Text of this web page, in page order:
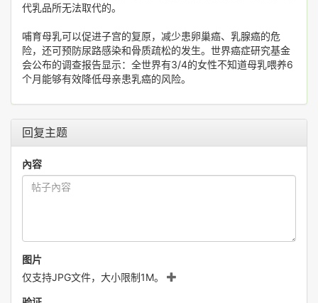
代乳品所无法取代的。
哺育母乳可以促进子宫的复原，减少患卵巢癌、乳腺癌的危
险，还可预防尿路感染和骨质疏松的发生。世界癌症研究基金
会公布的调查报告显示：全世界有3/4的女性不知道母乳喂养6
个月能够有效降低母亲患乳癌的风险。
回复主题
內容
图片
仅支持JPG文件，大小限制1M。